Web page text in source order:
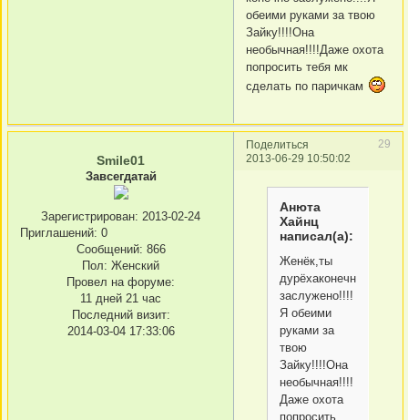
обеими руками за твою
Зайку!!!!Она
необычная!!!!Даже охота
попросить тебя мк
сделать по паричкам
Поделиться
29
2013-06-29 10:50:02
Smile01
Завсегдатай
Зарегистрирован: 2013-02-24
Приглашений: 0
Сообщений: 866
Пол: Женский
Провел на форуме:
11 дней 21 час
Последний визит:
2014-03-04 17:33:06
Анюта
Хайнц
написал(а):
Женёк,ты
дурёхаконечно
заслужено!!!!
Я обеими
руками за
твою
Зайку!!!!Она
необычная!!!!
Даже охота
попросить